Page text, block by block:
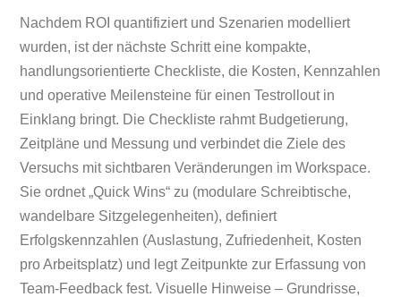
Nachdem ROI quantifiziert und Szenarien modelliert
wurden, ist der nächste Schritt eine kompakte,
handlungsorientierte Checkliste, die Kosten, Kennzahlen
und operative Meilensteine für einen Testrollout in
Einklang bringt. Die Checkliste rahmt Budgetierung,
Zeitpläne und Messung und verbindet die Ziele des
Versuchs mit sichtbaren Veränderungen im Workspace.
Sie ordnet „Quick Wins“ zu (modulare Schreibtische,
wandelbare Sitzgelegenheiten), definiert
Erfolgskennzahlen (Auslastung, Zufriedenheit, Kosten
pro Arbeitsplatz) und legt Zeitpunkte zur Erfassung von
Team-Feedback fest. Visuelle Hinweise – Grundrisse,